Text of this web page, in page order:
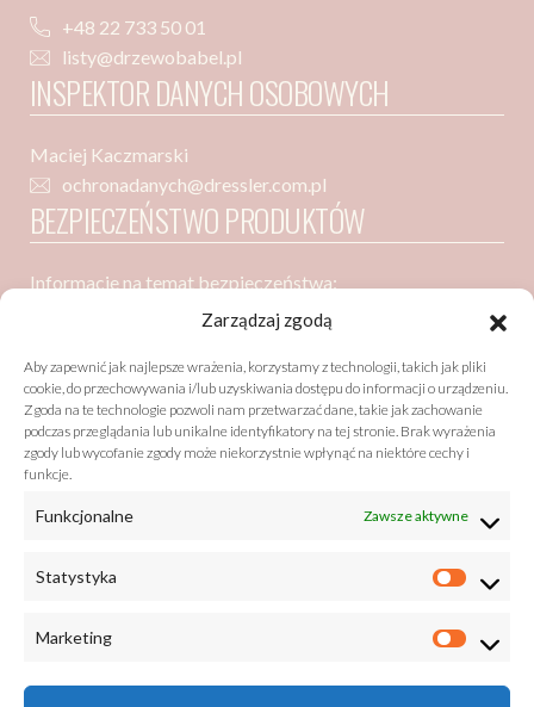
Zarządzaj zgodą
Aby zapewnić jak najlepsze wrażenia, korzystamy z technologii, takich jak pliki
cookie, do przechowywania i/lub uzyskiwania dostępu do informacji o urządzeniu.
Zgoda na te technologie pozwoli nam przetwarzać dane, takie jak zachowanie
podczas przeglądania lub unikalne identyfikatory na tej stronie. Brak wyrażenia
zgody lub wycofanie zgody może niekorzystnie wpłynąć na niektóre cechy i
funkcje.
Funkcjonalne Zawsze aktywne
Statystyka
Marketing
+48 22 733 50 01
listy@drzewobabel.pl
INSPEKTOR DANYCH OSOBOWYCH
Maciej Kaczmarski
ochronadanych@dressler.com.pl
BEZPIECZEŃSTWO PRODUKTÓW
Informacje na temat bezpieczeństwa:
Dressler Dublin Spółka z ograniczoną odpowiedzialnością
05-850 Ożarów Mazowiecki
Bezpieczeństwo zgodne z GPSR (General Product Safety
+48 22 733 50 01